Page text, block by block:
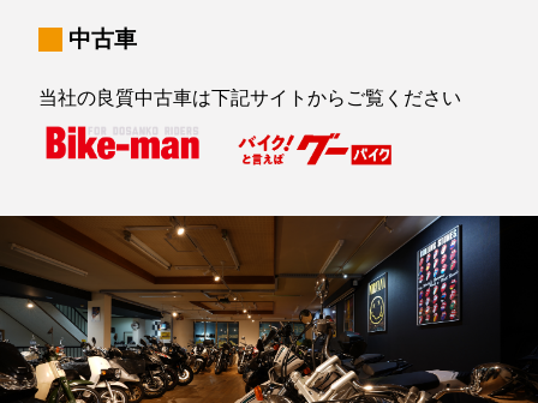
中古車
当社の良質中古車は下記サイトからご覧ください